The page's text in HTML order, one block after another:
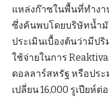
แหล่งก๊าซในพื้นที่ทำง
ซึ่งค้นพบโดยบริษัทน้ำมั
ประเมินเบื้องต้นว่ามีป
ใช้จ่ายในการ
ดอลลาร์สหรัฐ หรือปร
เปลี่ยน 16,000 รูเปียห์